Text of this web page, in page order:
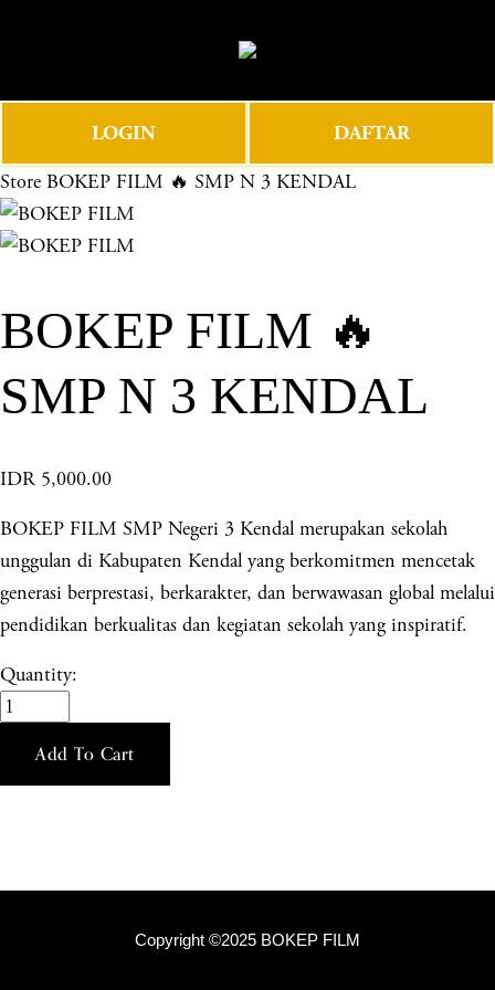
e
e
n
u
LOGIN DAFTAR
Store BOKEP FILM 🔥 SMP N 3 KENDAL
BOKEP FILM 🔥
SMP N 3 KENDAL
IDR 5,000.00
BOKEP FILM SMP Negeri 3 Kendal merupakan sekolah
unggulan di Kabupaten Kendal yang berkomitmen mencetak
generasi berprestasi, berkarakter, dan berwawasan global melalui
pendidikan berkualitas dan kegiatan sekolah yang inspiratif.
Quantity:
Add To Cart
Copyright ©2025 BOKEP FILM